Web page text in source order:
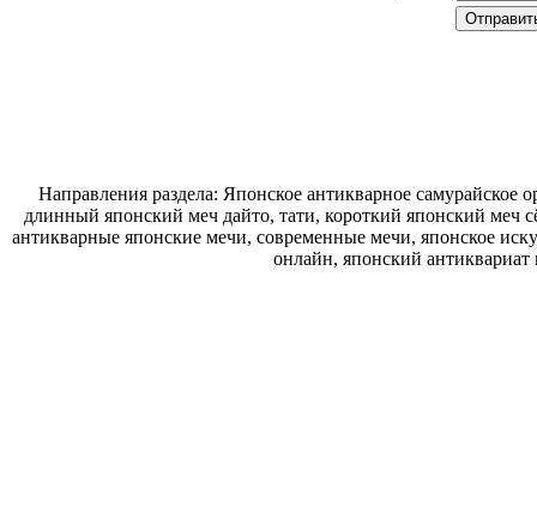
Направления раздела: Японское антикварное самурайское
длинный японский меч дайто, тати, короткий японский меч
антикварные японские мечи, современные мечи, японское
онлайн, японский